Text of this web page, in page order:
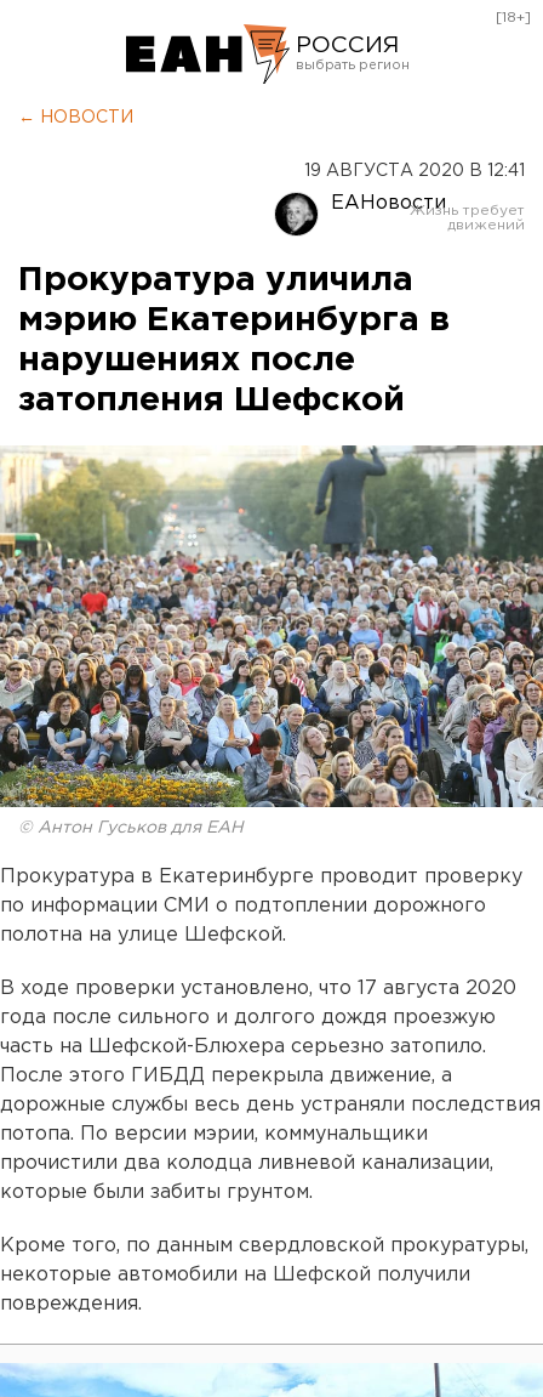
РОССИЯ
Оренбург
[18+]
← НОВОСТИ
19 АВГУСТА 2020 В 12:41
ЕАНовости
Прокуратура уличила
мэрию Екатеринбурга в
нарушениях после
затопления Шефской
© Антон Гуськов для ЕАН
Прокуратура в Екатеринбурге проводит проверку
по информации СМИ о подтоплении дорожного
полотна на улице Шефской.
В ходе проверки установлено, что 17 августа 2020
года после сильного и долгого дождя проезжую
часть на Шефской-Блюхера серьезно затопило.
После этого ГИБДД перекрыла движение, а
дорожные службы весь день устраняли последствия
потопа. По версии мэрии, коммунальщики
прочистили два колодца ливневой канализации,
которые были забиты грунтом.
Кроме того, по данным свердловской прокуратуры,
некоторые автомобили на Шефской получили
повреждения.